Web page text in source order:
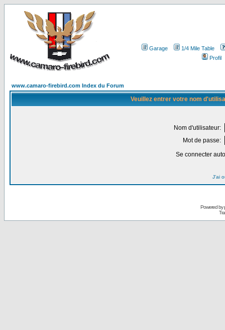
Garage
1/4 Mile Table
Profil
www.camaro-firebird.com Index du Forum
Veuillez entrer votre nom
Nom d'utilisateur:
Mot de passe:
Se connecter
J'ai
Powered by